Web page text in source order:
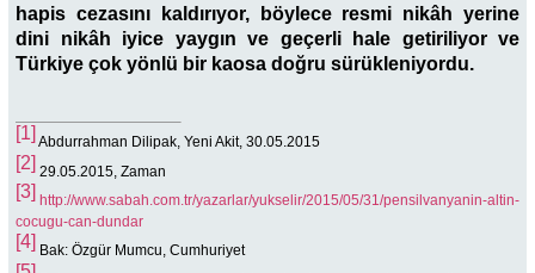
hapis cezasını kaldırıyor, böylece resmi nikâh yerine
dini nikâh iyice yaygın ve geçerli hale getiriliyor ve
Türkiye çok yönlü bir kaosa doğru sürükleniyordu.
[1] Abdurrahman Dilipak, Yeni Akit, 30.05.2015
[2] 29.05.2015, Zaman
[3] http://www.sabah.com.tr/yazarlar/yukselir/2015/05/31/pensilvanyanin-altin-
cocugu-can-dundar
[4] Bak: Özgür Mumcu, Cumhuriyet